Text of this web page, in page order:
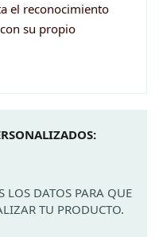
el reconocimiento
su propio
LOS DATOS PARA QUE
TU PRODUCTO.